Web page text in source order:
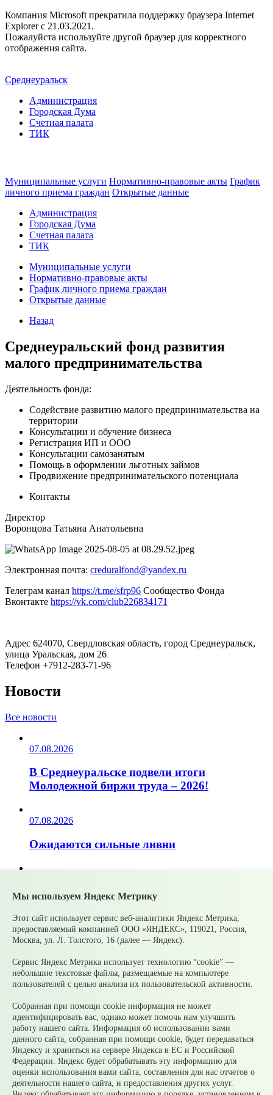
Компания Microsoft прекратила поддержку браузера Internet
Explorer c 21.03.2021.
Пожалуйста используйте другой браузер для корректного
отображения сайта.
Среднеуральск
Администрация
Городская Дума
Счетная палата
ТИК
Муниципальные услуги Нормативно-правовые акты График
личного приема граждан Открытые данные
Администрация
Городская Дума
Счетная палата
ТИК
Муниципальные услуги
Нормативно-правовые акты
График личного приема граждан
Открытые данные
Назад
Среднеуральский фонд развития
малого предпринимательства
Деятельность фонда:
Содействие развитию малого предпринимательства на
территории
Консультации и обучение бизнеса
Регистрация ИП и ООО
Консультации самозанятым
Помощь в оформлении льготных займов
Продвижение предпринимательского потенциала
Контакты
Директор
Воронцова Татьяна Анатольевна
Электронная почта: creduralfond@yandex.ru
Телеграм канал https://t.me/sfrp96 Сообщество Фонда
Вконтакте https://vk.com/club226834171
Адрес 624070, Свердловская область, город Среднеуральск,
улица Уральская, дом 26
Телефон +7912-283-71-96
Новости
Все новости
07.08.2026
В Среднеуральске подвели итоги
Молодежной биржи труда – 2026!
07.08.2026
Ожидаются сильные ливни
Супруги могут получать социальные
налоговые вычеты за обучение и лечение
друг друга
05.08.2026
Налоги на имущество детей: как родителям
контролировать счета и избежать
принудительного взыскания
Мы используем Яндекс Метрику
Этот сайт использует сервис веб-аналитики Яндекс Метрика,
предоставляемый компанией ООО «ЯНДЕКС», 119021, Россия,
Москва, ул. Л. Толстого, 16 (далее — Яндекс).
Сервис Яндекс Метрика использует технологию “cookie” —
небольшие текстовые файлы, размещаемые на компьютере
пользователей с целью анализа их пользовательской активности.
Собранная при помощи cookie информация не может
идентифицировать вас, однако может помочь нам улучшить
работу нашего сайта. Информация об использовании вами
данного сайта, собранная при помощи cookie, будет передаваться
Яндексу и храниться на сервере Яндекса в ЕС и Российской
Федерации. Яндекс будет обрабатывать эту информацию для
оценки использования вами сайта, составления для нас отчетов о
деятельности нашего сайта, и предоставления других услуг.
© 2026 Официальный сайт Муниципального округа
Среднеуральск Свердловской области
Карта сайта Архив